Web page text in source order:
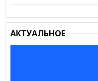
АКТУАЛЬНОЕ